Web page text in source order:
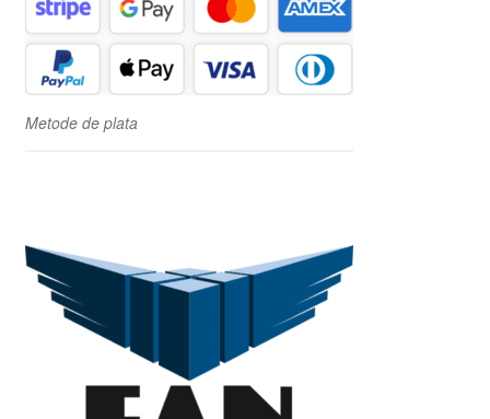
Metode de plata